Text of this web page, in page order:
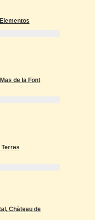
de la Font
Château de